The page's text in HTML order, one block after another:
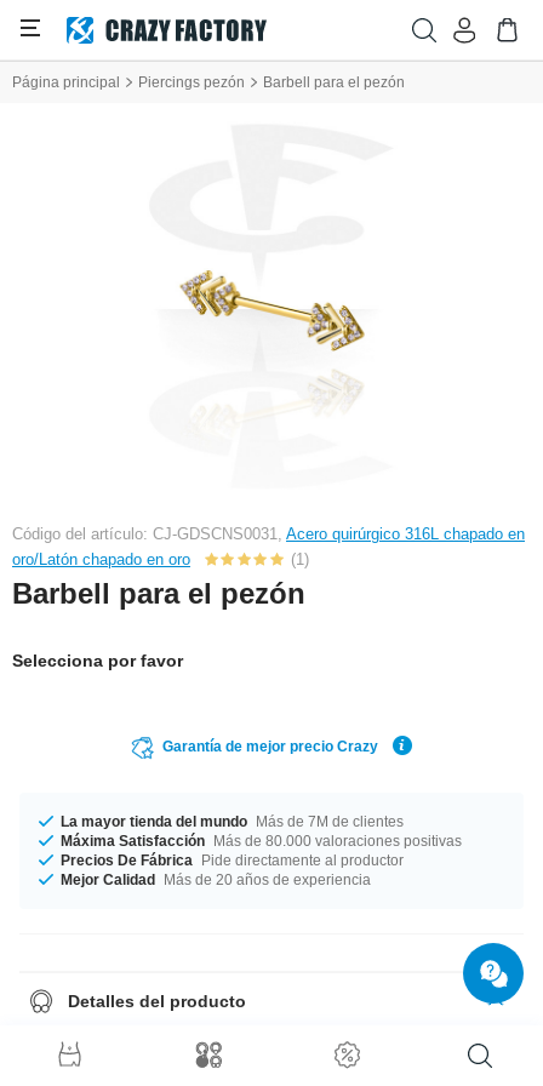
Página principal Piercings pezón Barbell para el pezón
Código del artículo: CJ-GDSCNS0031, Acero quirúrgico 316L chapado en
oro/Latón chapado en oro
(1)
Barbell para el pezón
Selecciona por favor
Garantía de mejor precio Crazy
La mayor tienda del mundo Más de 7M de clientes
Máxima Satisfacción Más de 80.000 valoraciones positivas
Precios De Fábrica
Pide directamente al productor
Mejor Calidad Más de 20 años de experiencia
Detalles del producto
10 mm hasta 18 mm. ¡Haz una buena acción y rescata este producto
simple pero con personalidad de nuestra fabrica!